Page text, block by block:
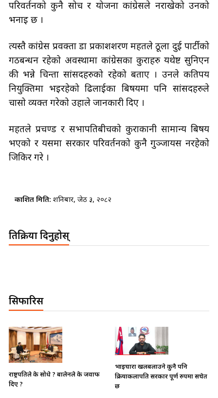
परिवर्तनको कुनै सोच र योजना कांग्रेसले नराखेको उनको
भनाइ छ ।
त्यस्तै कांग्रेस प्रवक्ता डा प्रकाशशरण महतले ठूला दुई पार्टीको
गठबन्धन रहेको अवस्थामा कांग्रेसका कुराहरु यथेष्ट सुनिएन
की भन्ने चिन्ता सांसदहरुको रहेको बताए । उनले कतिपय
नियुक्तिमा भइरहेको ढिलाईका बिषयमा पनि सांसदहरुले
चासो व्यक्त गरेको उहाले जानकारी दिए ।
महतले प्रचण्ड र सभापतिबीचको कुराकानी सामान्य बिषय
भएको र यसमा सरकार परिवर्तनको कुनै गुञ्जायस नरहेको
जिकिर गरे ।
प्रकाशित मिति: शनिबार, जेठ ३, २०८२
प्रतिक्रिया दिनुहोस्
सिफारिस
राष्ट्रपतिले के सोधे ? बालेनले के जवाफ
दिए ?
भाइचारा खलबलाउने कुनै पनि
क्रियाकलापप्रति सरकार पूर्ण रुपमा सचेत
छ